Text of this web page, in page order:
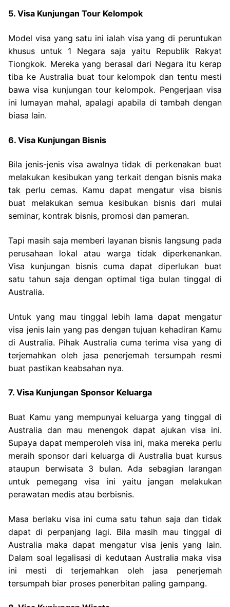
5. Visa Kunjungan Tour Kelompok
Model visa yang satu ini ialah visa yang di peruntukan
khusus untuk 1 Negara saja yaitu Republik Rakyat
Tiongkok. Mereka yang berasal dari Negara itu kerap
tiba ke Australia buat tour kelompok dan tentu mesti
bawa visa kunjungan tour kelompok. Pengerjaan visa
ini lumayan mahal, apalagi apabila di tambah dengan
biasa lain.
6. Visa Kunjungan Bisnis
Bila jenis-jenis visa awalnya tidak di perkenakan buat
melakukan kesibukan yang terkait dengan bisnis maka
tak perlu cemas. Kamu dapat mengatur visa bisnis
buat melakukan semua kesibukan bisnis dari mulai
seminar, kontrak bisnis, promosi dan pameran.
Tapi masih saja memberi layanan bisnis langsung pada
perusahaan lokal atau warga tidak diperkenankan.
Visa kunjungan bisnis cuma dapat diperlukan buat
satu tahun saja dengan optimal tiga bulan tinggal di
Australia.
Untuk yang mau tinggal lebih lama dapat mengatur
visa jenis lain yang pas dengan tujuan kehadiran Kamu
di Australia. Pihak Australia cuma terima visa yang di
terjemahkan oleh jasa penerjemah tersumpah resmi
buat pastikan keabsahan nya.
7. Visa Kunjungan Sponsor Keluarga
Buat Kamu yang mempunyai keluarga yang tinggal di
Australia dan mau menengok dapat ajukan visa ini.
Supaya dapat memperoleh visa ini, maka mereka perlu
meraih sponsor dari keluarga di Australia buat kursus
ataupun berwisata 3 bulan. Ada sebagian larangan
untuk pemegang visa ini yaitu jangan melakukan
perawatan medis atau berbisnis.
Masa berlaku visa ini cuma satu tahun saja dan tidak
dapat di perpanjang lagi. Bila masih mau tinggal di
Australia maka dapat mengatur visa jenis yang lain.
Dalam soal legalisasi di kedutaan Australia maka visa
ini mesti di terjemahkan oleh jasa penerjemah
tersumpah biar proses penerbitan paling gampang.